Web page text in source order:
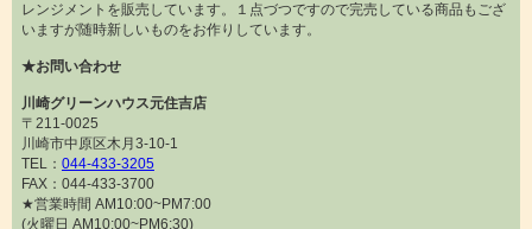
レンジメントを販売しています。１点づつですので完売している商品もござ
いますが随時新しいものをお作りしています。
★お問い合わせ
川崎グリーンハウス元住吉店
〒211-0025
川崎市中原区木月3-10-1
TEL： 044-433-3205
FAX：044-433-3700
★営業時間 AM10:00~PM7:00
(火曜日 AM10:00~PM6:30)